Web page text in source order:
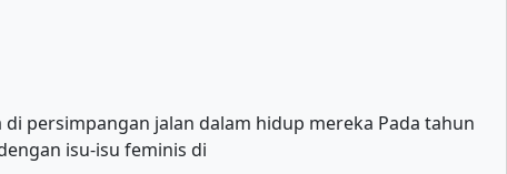
persimpangan jalan dalam hidup mereka Pada tahun
isu-isu feminis di